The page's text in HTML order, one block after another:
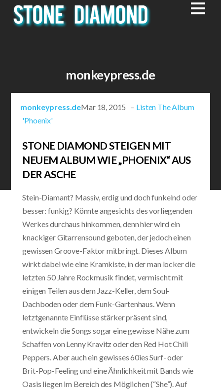
monkeypress.de
monkeypress.deMar 18, 2015 –Listen The Album
'Phoenix'
STONE DIAMOND STEIGEN MIT
NEUEM ALBUM WIE „PHOENIX“ AUS
DER ASCHE
Stein-Diamant? Massiv, erdig und doch funkelnd oder
besser: funkig? Könnte angesichts des vorliegenden
Werkes durchaus hinkommen, denn hier wird ein
knackiger Gitarrensound geboten, der jedoch einen
gewissen Groove-Faktor mitbringt. Dieses Album
wirkt dabei wie eine Kramkiste, in der man locker die
letzten 50 Jahre Rockmusik findet, vermischt mit
einigen Teilen aus dem Jazz-Keller, dem Soul-
Dachboden oder dem Funk-Gartenhaus. Wenn
letztgenannte Einflüsse stärker präsent sind,
entwickeln die Songs sogar eine gewisse Nähe zum
Schaffen von Lenny Kravitz oder den Red Hot Chili
Peppers. Aber auch ein gewisses 60ies Surf- oder
Brit-Pop-Feeling und eine Ähnlichkeit mit Bands wie
Oasis liegen im Bereich des Möglichen (“She”). Auf